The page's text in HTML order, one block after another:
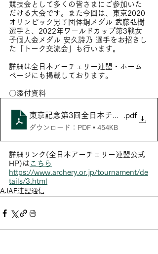
競技会として多くの皆さまにご参加いた
だける大会です。また今回は、東京2020
オリンピック男子団体銅メダル 武藤弘樹
選手と、2022年ワールドカップ第3戦女
子個人金メダル 安久詩乃 選手をお招きし
た「トーク交流会」も行います。
詳細は全日本アーチェリー連盟・ホーム
ページにも掲載しております。
〇添付資料
東京記念第3回全日本チャレンジ
.pdf
ダウンロード：PDF • 454KB
詳細リンク(全日本アーチェリー連盟公式
HP)は こちら
https://www.archery.or.jp/tournament/de
tails/3.html
AJAF連盟通信